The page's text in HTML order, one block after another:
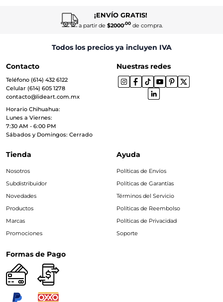
¡ENVÍO GRATIS!
a partir de $2000.00de compra.
Todos los precios ya incluyen IVA
Contacto
Teléfono (614) 432 6122
Celular (614) 605 1278
contacto@lideart.com.mx
Horario Chihuahua:
Lunes a Viernes:
7:30 AM - 6:00 PM
Sábados y Domingos: Cerrado
Nuestras redes
Tienda
Nosotros
Subdistribuidor
Novedades
Productos
Marcas
Promociones
Ayuda
Políticas de Envíos
Políticas de Garantías
Términos del Servicio
Políticas de Reembolso
Políticas de Privacidad
Soporte
Formas de Pago